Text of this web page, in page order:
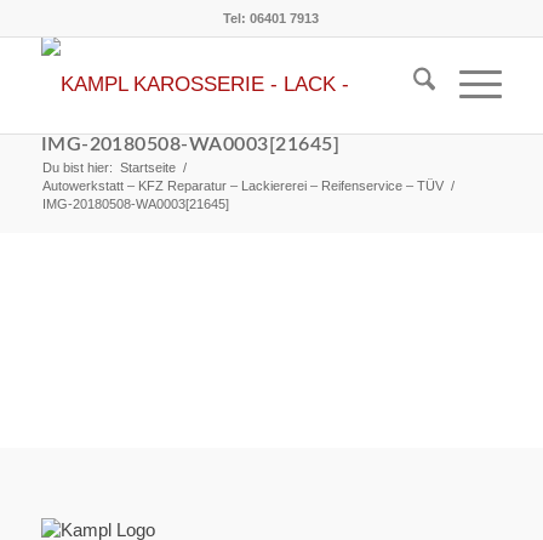
Tel: 06401 7913
IMG-20180508-WA0003[21645]
Du bist hier: Startseite /
Autowerkstatt – KFZ Reparatur – Lackiererei – Reifenservice – TÜV /
IMG-20180508-WA0003[21645]